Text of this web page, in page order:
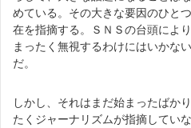
めている。その大きな要因のひと
在を指摘する。ＳＮＳの台頭によ
まったく無視するわけにはいかな
だ。
しかし、それはまだ始まったばか
たくジャーナリズムが指摘してい